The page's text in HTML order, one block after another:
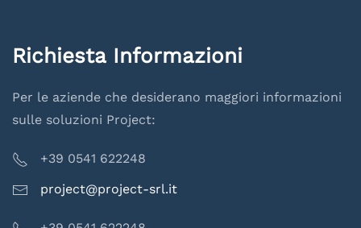
Richiesta Informazioni
Per le aziende che desiderano maggiori informazioni
sulle soluzioni Project:
+39 0541 622248
project@project-srl.it